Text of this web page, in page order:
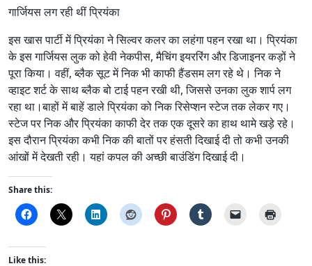
गार्जियस लग रही थीं प्रियंका
इस खास पार्टी में प्रियंका ने सिल्वर कलर का लहंगा पहन रखा था। प्रियंका
के इस गार्जियस लुक को हेवी नेकपीस, मैचिंग इयररिंग और डिजाइनर कड़ों ने
पूरा किया। वहीं, ब्लैक सूट में निक भी काफी हैंडसम लग रहे थे। निक ने
व्हाइट शर्ट के साथ ब्लैक बो टाई पहन रखी थी, जिससे उनका लुक शार्प लग
रहा था।बाहों में बाहें डाले प्रियंका को निक रिसेप्शन स्टेज तक लेकर गए।
स्टेज पर निक और प्रियंका काफी देर तक एक दूसरे का हाथ थामे खड़े रहे।
इस दौरान प्रियंका कभी निक की बातों पर हंसती दिखाई दी तो कभी उनकी
आंखों में देखती रही। यहां कपल की अच्छी बाउंडिंग दिखाई दी।
Share this:
Like this: